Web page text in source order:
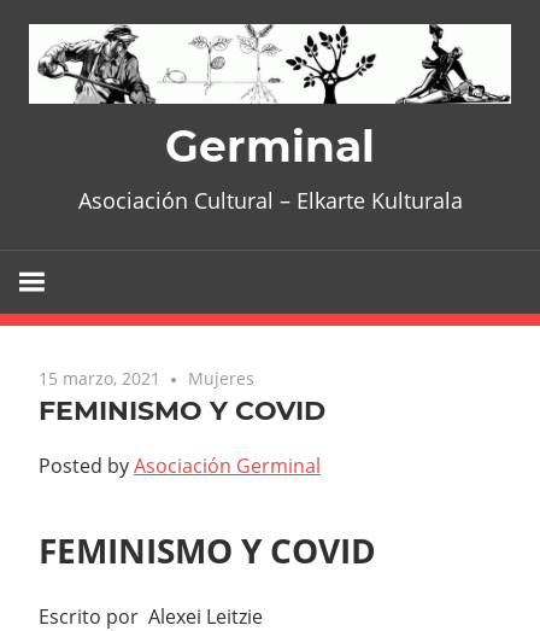
content
Germinal
Asociación Cultural – Elkarte Kulturala
15 marzo, 2021 Mujeres
FEMINISMO Y COVID
Posted byAsociación Germinal
FEMINISMO Y COVID
Escrito por Alexei Leitzie